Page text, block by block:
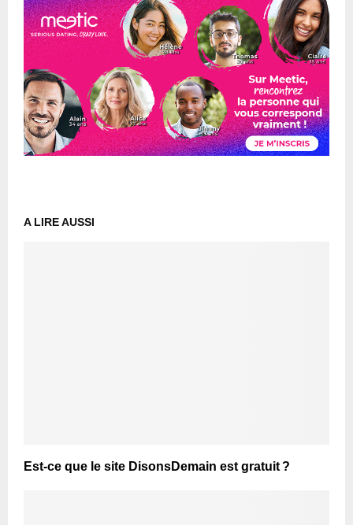
A LIRE AUSSI
Est-ce que le site DisonsDemain est gratuit ?